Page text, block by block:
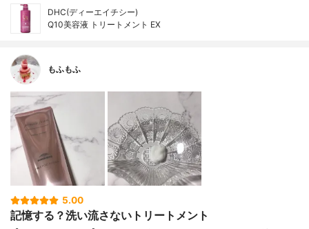
DHC(ディーエイチシー)
Q10美容液 トリートメント EX
もふもふ
5.00
記憶する？洗い流さないトリートメント